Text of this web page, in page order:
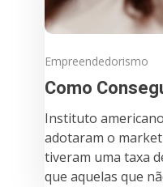
Empreendedorismo
Como
Instituto
adotaram o
tiveram uma taxa
que aquelas que